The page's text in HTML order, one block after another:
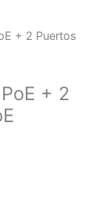
+ 2 Puertos
+ 2